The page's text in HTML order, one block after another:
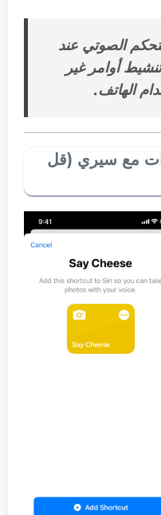
الصوتي عند
أوامر غير
الهاتف.
مع سيري (قل